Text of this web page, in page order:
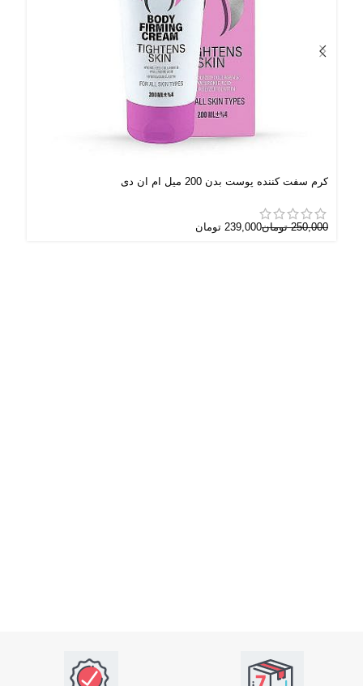
کرم سفت کننده پوست بدن 200 میل ام ان دی
250,000 تومان239,000 تومان